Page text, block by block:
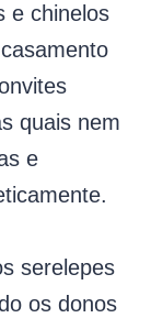
e chinelos
quais nem
e
serelepes
os donos